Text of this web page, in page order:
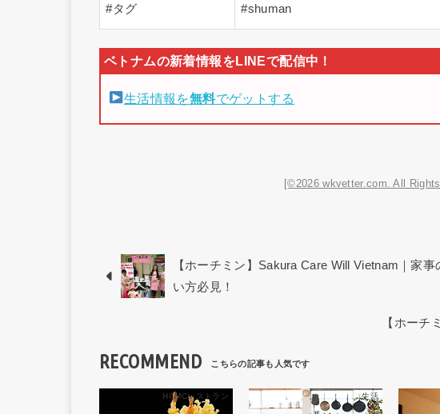
#タグ #shuman
生活情報を無料でゲットする
[©2026 wkvetter.com. All
【ホーチミン】Sakura Care Will Vietnam｜家
い方必見！
【ホーチ
RECOMMEND
HCMCレストラン 生活